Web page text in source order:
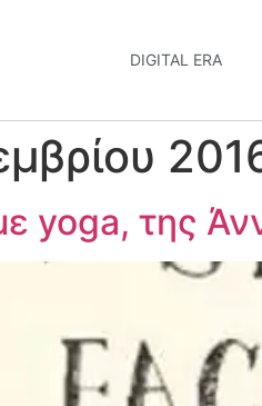
DIGITAL ERA
yoga, της